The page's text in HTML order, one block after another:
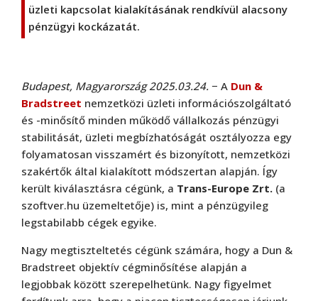
üzleti kapcsolat kialakításának rendkívül alacsony
pénzügyi kockázatát.
Budapest, Magyarország 2025.03.24. − A Dun &
Bradstreet nemzetközi üzleti információszolgáltató
és -minősítő minden működő vállalkozás pénzügyi
stabilitását, üzleti megbízhatóságát osztályozza egy
folyamatosan visszamért és bizonyított, nemzetközi
szakértők által kialakított módszertan alapján. Így
került kiválasztásra cégünk, a Trans-Europe Zrt. (a
szoftver.hu üzemeltetője) is, mint a pénzügyileg
legstabilabb cégek egyike.
Nagy megtiszteltetés cégünk számára, hogy a Dun &
Bradstreet objektív cégminősítése alapján a
legjobbak között szerepelhetünk. Nagy figyelmet